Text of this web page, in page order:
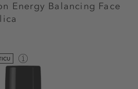
Energy Balancing Face